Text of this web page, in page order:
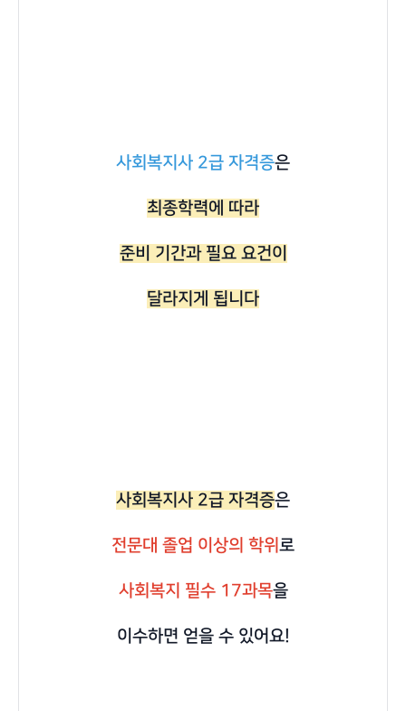
사회복지사 2급 자격증은
최종학력에 따라
준비 기간과 필요 요건이
달라지게 됩니다
사회복지사 2급 자격증은
전문대 졸업 이상의 학위로
사회복지 필수 17과목을
이수하면 얻을 수 있어요!